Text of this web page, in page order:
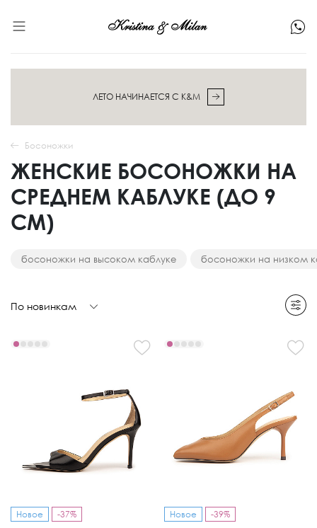
ЛЕТО НАЧИНАЕТСЯ С K&M
Босоножки
ЖЕНСКИЕ БОСОНОЖКИ НА
СРЕДНЕМ КАБЛУКЕ (ДО 9
СМ)
босоножки на высоком каблуке босоножки на низком
По новинкам
Новое -37% Новое -39%